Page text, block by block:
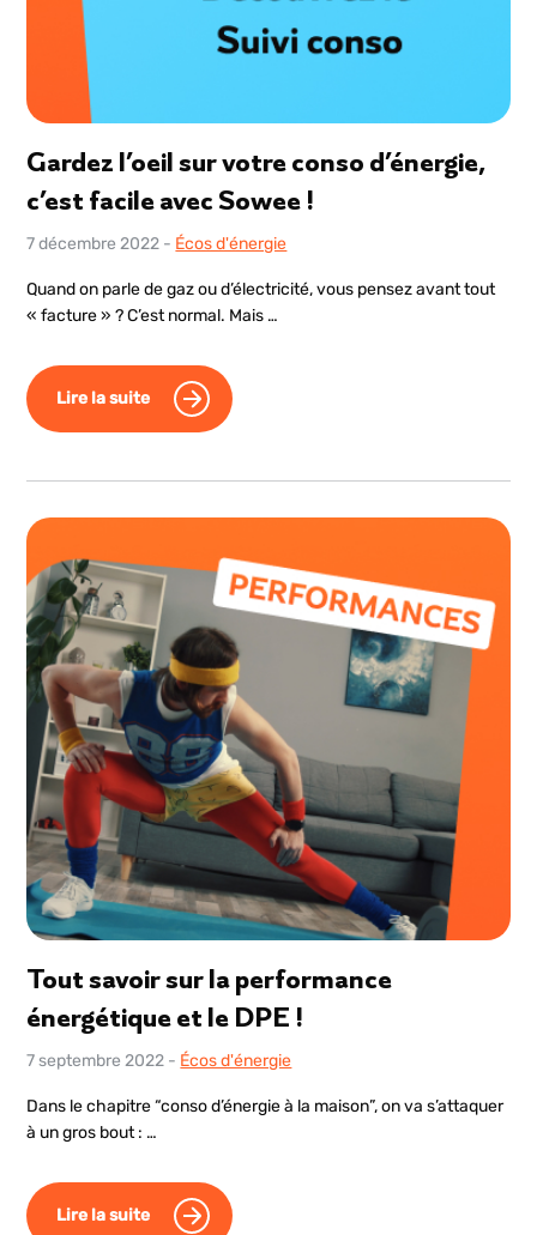
Gardez l’oeil sur votre conso d’énergie,
c’est facile avec Sowee !
7 décembre 2022 - Écos d'énergie
Quand on parle de gaz ou d’électricité, vous pensez avant tout
« facture » ? C’est normal. Mais …
Lire la suite
Tout savoir sur la performance
énergétique et le DPE !
7 septembre 2022 - Écos d'énergie
Dans le chapitre “conso d’énergie à la maison”, on va s’attaquer
à un gros bout : …
Lire la suite